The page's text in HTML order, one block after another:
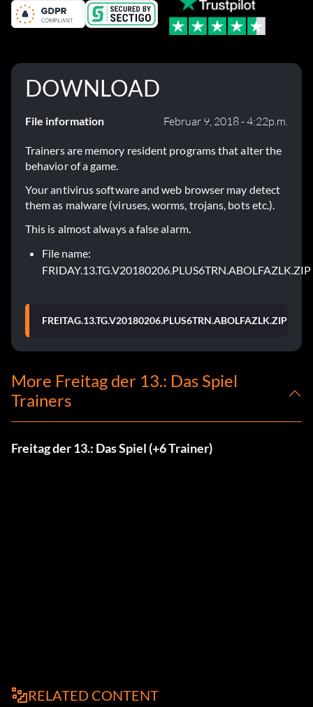
DOWNLOAD
File information Februar 9, 2018 - 4:22p.m.
Trainers are memory resident programs that alter the
behavior of a game.
Your antivirus software and web browser may detect
them as malware (viruses, worms, trojans, bots etc.).
This is almost always a false alarm.
File name:
FRIDAY.13.TG.V20180206.PLUS6TRN.ABOLFAZLK.ZIP
FREITAG.13.TG.V20180206.PLUS6TRN.ABOLFAZLK.ZIP
More Freitag der 13.: Das Spiel
Trainers
Freitag der 13.: Das Spiel (+6 Trainer)
RELATED CONTENT